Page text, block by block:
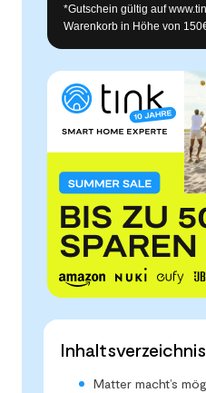
*Gutschein gültig auf
Warenkorb in Höhe von
Inhaltsverzeichnis
Matter macht’s